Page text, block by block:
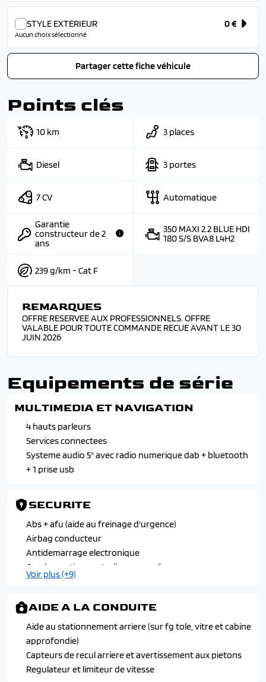
STYLE EXTERIEUR 0 €
Aucun choix sélectionné
Partager cette fiche véhicule
Points clés
10 km 3 places
Diesel 3 portes
7 CV Automatique
Garantie
constructeur de 2
ans
350 MAXI 2.2 BLUE HDI
180 S/S BVA8 L4H2
239 g/km - Cat F
REMARQUES
OFFRE RESERVEE AUX PROFESSIONNELS. OFFRE
VALABLE POUR TOUTE COMMANDE RECUE AVANT LE 30
JUIN 2026
Equipements de série
MULTIMEDIA ET NAVIGATION
4 hauts parleurs
Services connectees
Systeme audio 5" avec radio numerique dab + bluetooth
+ 1 prise usb
SECURITE
Abs + afu (aide au freinage d'urgence)
Airbag conducteur
Antidemarrage electronique
Condamnation centralisee avec plip
Double airbag avec banquette passager
hill assist
Kit anti-crevaison
Module boitier telematique
Protection interieur mi-hauteur sur l4h2 et l4h3
Rappel de ceinture de securite
Voir plus (+9)
AIDE A LA CONDUITE
Aide au stationnement arriere (sur fg tole, vitre et cabine
approfondie)
Capteurs de recul arriere et avertissement aux pietons
Regulateur et limiteur de vitesse